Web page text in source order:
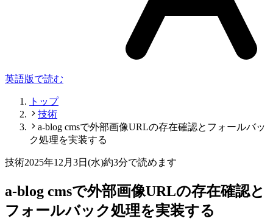
英語版で読む
トップ
技術
a-blog cmsで外部画像URLの存在確認とフォールバッ
ク処理を実装する
技術2025年12月3日(水)約3分で読めます
a-blog cmsで外部画像URLの存在確認と
フォールバック処理を実装する